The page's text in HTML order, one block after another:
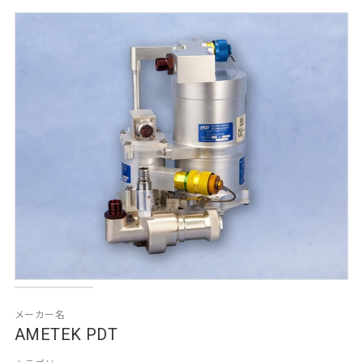
メーカー名
AMETEK PDT